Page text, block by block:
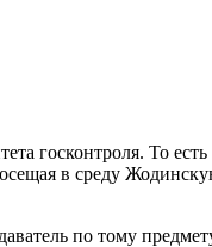
госконтроля. То
в среду
по тому